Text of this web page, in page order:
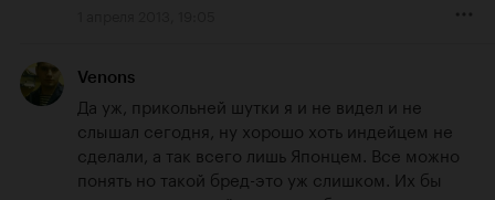
Venons
Да уж, прикольней шутки я и не видел и не
слышал сегодня, ну хорошо хоть индейцем не
сделали, а так всего лишь Японцем. Все можно
понять но такой бред-это уж слишком. Их бы